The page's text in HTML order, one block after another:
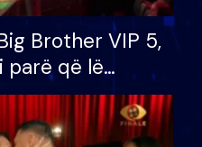
Brother VIP 5,
parë që lë
mundësinë për